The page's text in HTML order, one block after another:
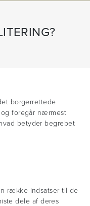
borgerrettede
foregår nærmest
betyder begrebet
række indsatser til de
dele af deres